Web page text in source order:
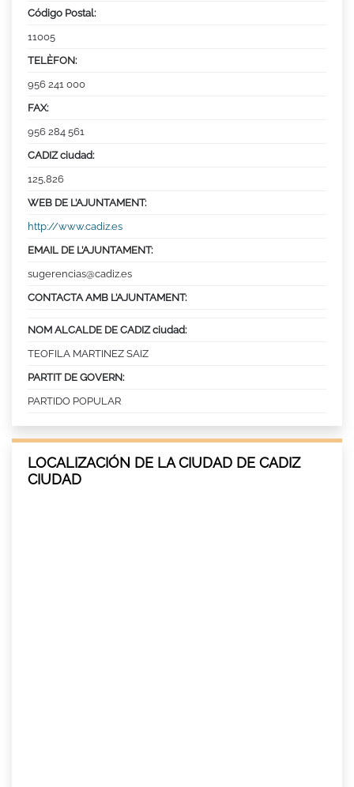
Código Postal:
11005
TELÈFON:
956 241 000
FAX:
956 284 561
CADIZ ciudad:
125,826
WEB DE L’AJUNTAMENT:
http://www.cadiz.es
EMAIL DE L’AJUNTAMENT:
sugerencias@cadiz.es
CONTACTA AMB L’AJUNTAMENT:
NOM ALCALDE DE CADIZ ciudad:
TEOFILA MARTINEZ SAIZ
PARTIT DE GOVERN:
PARTIDO POPULAR
LOCALIZACIÓN DE LA CIUDAD DE CADIZ
CIUDAD